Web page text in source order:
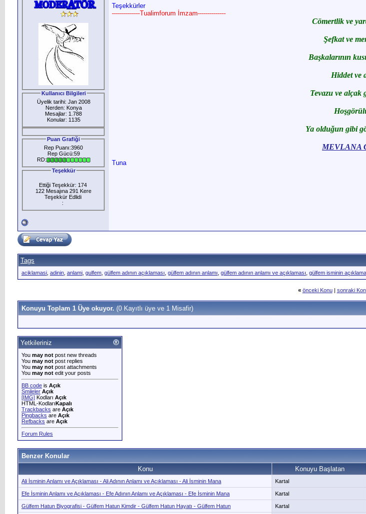
Kullanıcı Bilgileri
Üyelik tarihi: Jan 2008
Nerden: Konya
Mesajlar: 1.788
Konular: 1135
Puan Grafiği
Rep Puanı:3960
Rep Gücü:59
RD:
Teşekkür
Ettiği Teşekkür: 174
122 Mesajına 291 Kere
Teşekkür Edlidi
:
Teşekkürler
--------------Tualimforum İmzam--------------
Cömertlik ve
Şefkat ve
Başkalarının
Hiddet ve
Tevazu ve
Ya olduğun gibi
MEVLANA
Tuna
Tags
aciklamasi adinin anlami gulfem gülfem adının açıklaması gülfem adının anlamı gülfem adının anlamı ve açıklaması gülfem isminin
« önceki Konu| sonraki
Konuyu Toplam 1 Üye okuyor. (0 Kayıtlı üye ve 1 Misafir)
Yetkileriniz
You may not post new threads
You may not post replies
You may not post attachments
You may not edit your posts
BB code is Açık
Smileler Açık
[IMG] Kodları Açık
HTML-KodlarıKapalı
Trackbacks are Açık
Pingbacks are Açık
Refbacks are Açık
Forum Rules
Benzer Konular
Konu
Konuyu Başlatan
Ali İsminin Anlamı ve Açıklaması - Ali Adının Anlamı ve Açıklaması - Ali İsminin Mana Kartal
Efe İsminin Anlamı ve Açıklaması - Efe Adının Anlamı ve Açıklaması - Efe İsminin Mana Kartal
Gülfem Hatun Biyografisi - Gülfem Hatun Kimdir - Gülfem Hatun Hayatı - Gülfem Hatun Kartal